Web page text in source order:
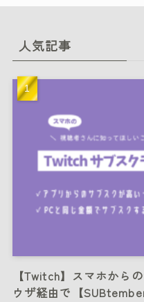
人気記事
【Twitch】スマホから
ウザ経由で【SUBtember